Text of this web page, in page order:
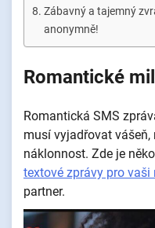
Zábavný a tajemný
anonymně!
Romantické
Romantická SMS
musí vyjadřovat
náklonnost. Zde je
textové zprávy pro vaši
partner.